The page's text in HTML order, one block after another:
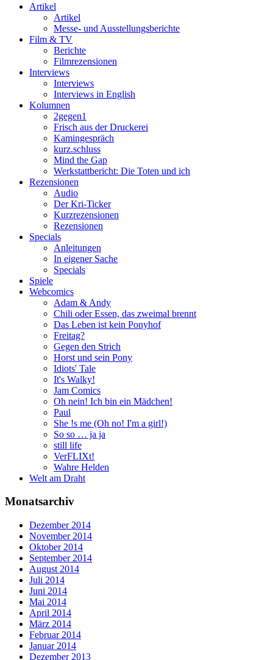
Artikel
Artikel
Messe- und Ausstellungsberichte
Film & TV
Berichte
Filmrezensionen
Interviews
Interviews
Interviews in English
Kolumnen
2gegen1
Frisch aus der Druckerei
Kamingespräch
kurz.schluss
Mind the Gap
Werkstattbericht: Die Toten und ich
Rezensionen
Audio
Der Kri-Ticker
Kurzrezensionen
Rezensionen
Specials
Anleitungen
In eigener Sache
Specials
Spiele
Webcomics
Adam & Andy
Chili oder Essen, das zweimal brennt
Das Leben ist kein Ponyhof
Freitag?
Gegen den Strich
Horst und sein Pony
Idiots' Tale
It's Walky!
Jam Comics
Oh nein! Ich bin ein Mädchen!
Paul
She !s me (Oh no! I'm a girl!)
So so … ja ja
still life
VerFLIXt!
Wahre Helden
Welt am Draht
Monatsarchiv
Dezember 2014
November 2014
Oktober 2014
September 2014
August 2014
Juli 2014
Juni 2014
Mai 2014
April 2014
März 2014
Februar 2014
Januar 2014
Dezember 2013